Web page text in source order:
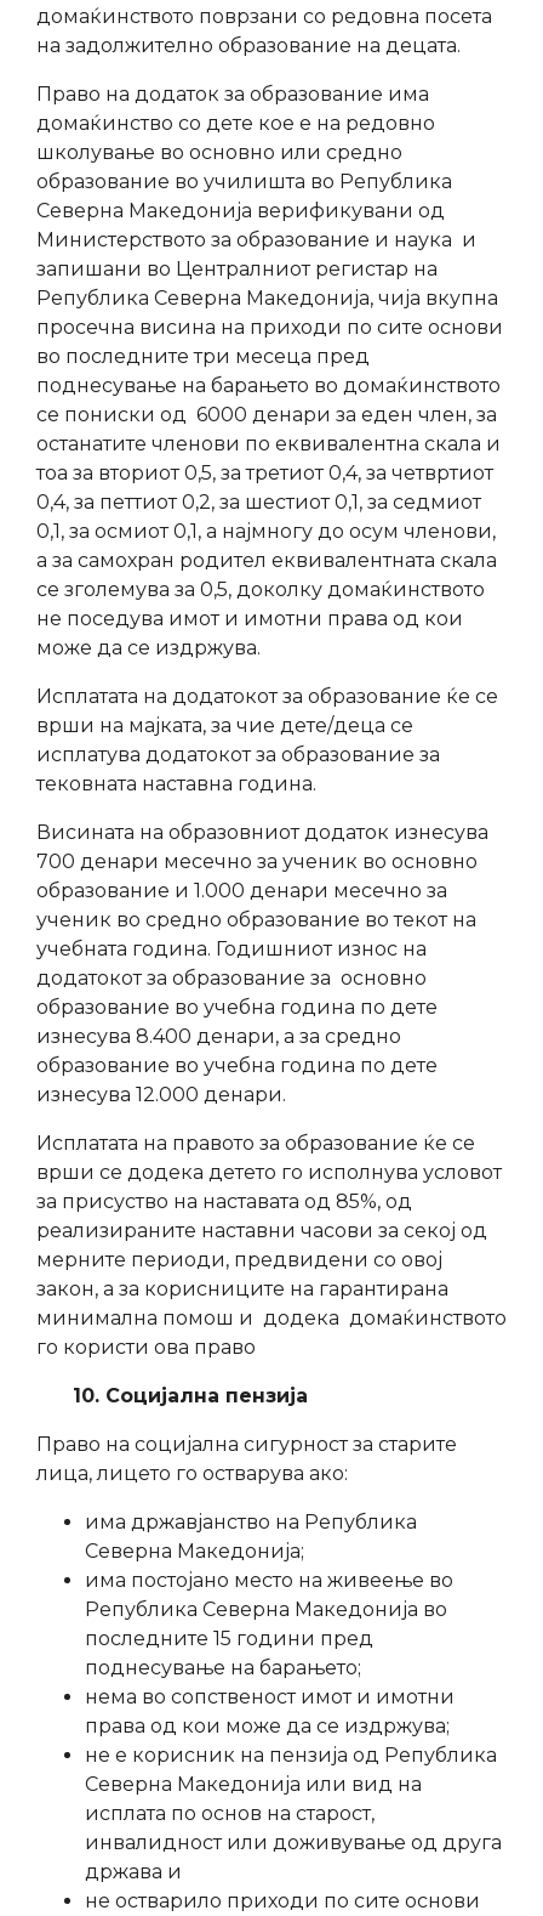
домаќинството поврзани со редовна посета
на задолжително образование на децата.
Право на додаток за образование има
домаќинство со дете кое е на редовно
школување во основно или средно
образование во училишта во Република
Северна Македонија верификувани од
Министерството за образование и наука и
запишани во Централниот регистар на
Република Северна Македонија, чија вкупна
просечна висина на приходи по сите основи
во последните три месеца пред
поднесување на барањето во домаќинството
се пониски од 6000 денари за еден член, за
останатите членови по еквивалентна скала и
тоа за вториот 0,5, за третиот 0,4, за четвртиот
0,4, за петтиот 0,2, за шестиот 0,1, за седмиот
0,1, за осмиот 0,1, а најмногу до осум членови,
а за самохран родител еквивалентната скала
се зголемува за 0,5, доколку домаќинството
не поседува имот и имотни права од кои
може да се издржува.
Исплатата на додатокот за образование ќе се
врши на мајката, за чие дете/деца се
исплатува додатокот за образование за
тековната наставна година.
Висината на образовниот додаток изнесува
700 денари месечно за ученик во основно
образование и 1.000 денари месечно за
ученик во средно образование во текот на
учебната година. Годишниот износ на
додатокот за образование за основно
образование во учебна година по дете
изнесува 8.400 денари, а за средно
образование во учебна година по дете
изнесува 12.000 дeнари.
Исплатата на правото за образование ќе се
врши се додека детето го исполнува условот
за присуство на наставата од 85%, од
реализираните наставни часови за секој од
мерните периоди, предвидени со овој
закон, а за корисниците на гарантирана
минимална помош и додека домаќинството
го користи ова право
10. Социјална пензија
Право на социјална сигурност за старите
лица, лицето го остварува ако:
има државјанство на Република
Северна Македонија;
има постојано место на живеење во
Република Северна Македонија во
последните 15 години пред
поднесување на барањето;
нема во сопственост имот и имотни
права од кои може да се издржува;
не е корисник на пензија од Република
Северна Македонија или вид на
исплата по основ на старост,
инвалидност или доживување од друга
држава и
не остварило приходи по сите основи